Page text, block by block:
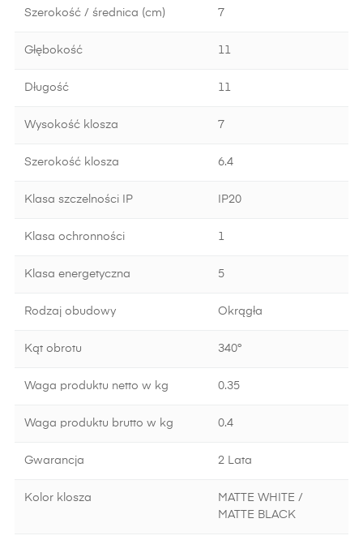
Szerokość / średnica (cm) 7
Głębokość 11
Długość 11
Wysokość klosza 7
Szerokość klosza 6.4
Klasa szczelności IP IP20
Klasa ochronności 1
Klasa energetyczna 5
Rodzaj obudowy Okrągła
Kąt obrotu 340°
Waga produktu netto w kg 0.35
Waga produktu brutto w kg 0.4
Gwarancja 2 Lata
Kolor klosza
MATTE WHITE /
MATTE BLACK